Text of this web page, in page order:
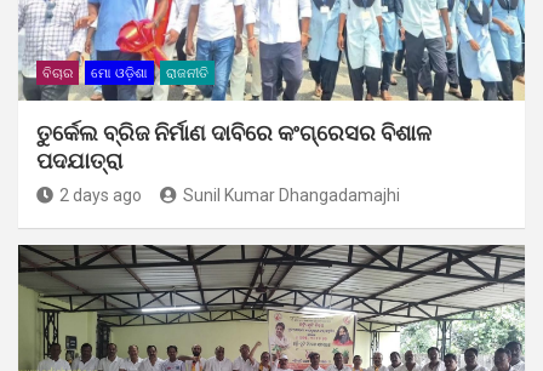
ବିଚାର ମୋ ଓଡ଼ିଶା ରାଜନୀତି
ତୁର୍କେଲ ବ୍ରିଜ ନିର୍ମାଣ ଦାବିରେ କଂଗ୍ରେସର ବିଶାଳ
ପଦଯାତ୍ରା
2 days ago Sunil Kumar Dhangadamajhi